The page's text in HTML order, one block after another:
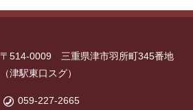
〒514-0009 三重県津市羽所町345番地
（津駅東口スグ）
059-227-2665